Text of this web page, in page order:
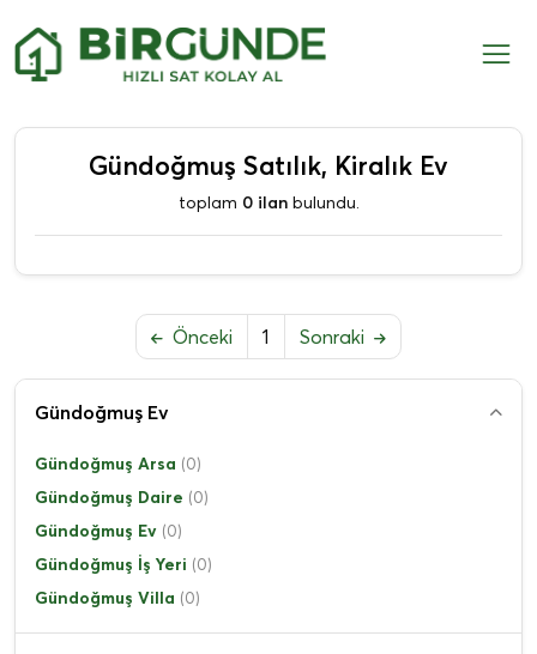
Gündoğmuş Ev
Gündoğmuş Arsa (0)
Gündoğmuş Daire (0)
Gündoğmuş Ev (0)
Gündoğmuş İş Yeri (0)
Gündoğmuş Villa (0)
Gündoğmuş Satılık, Kiralık Ev
toplam 0 ilanbulundu.
Önceki 1 Sonraki